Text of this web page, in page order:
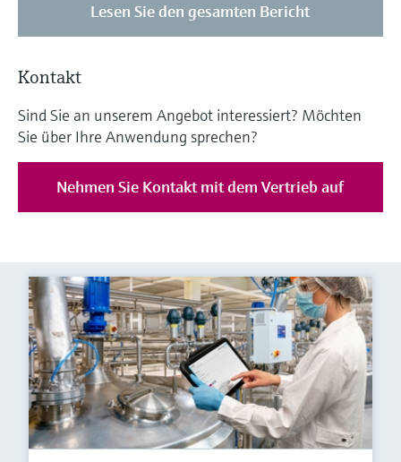
Lesen Sie den gesamten Bericht
Kontakt
Sind Sie an unserem Angebot interessiert? Möchten
Sie über Ihre Anwendung sprechen?
Nehmen Sie Kontakt mit dem Vertrieb auf